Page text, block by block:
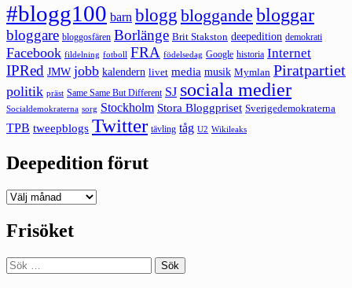
#blogg100 barn blogg bloggande bloggar
bloggare bloggosfären Borlänge Brit Stakston deepedition demokrati
Facebook fildelning fotboll FRA födelsedag Google historia Internet
IPRed JMW jobb kalendern livet media musik Mymlan Piratpartiet
politik präst Same Same But Different SJ sociala medier
Socialdemokraterna sorg Stockholm Stora Bloggpriset Sverigedemokraterna
TPB tweepblogs Twitter tävling tåg U2 Wikileaks
Deepedition förut
Deepedition
Frisöket
Sök
efter: